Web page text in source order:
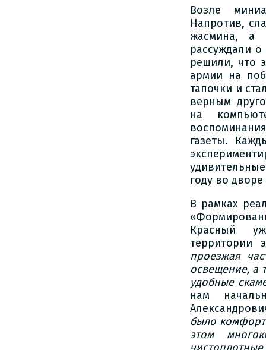
Возле
Напротив,
жасмина, а
рассуждали
решили, что
армии на
тапочки и
верным
на
газеты.
году во
В рамках
Красный
территории
проезжая
освещение, а
удобные
нам
было
этом